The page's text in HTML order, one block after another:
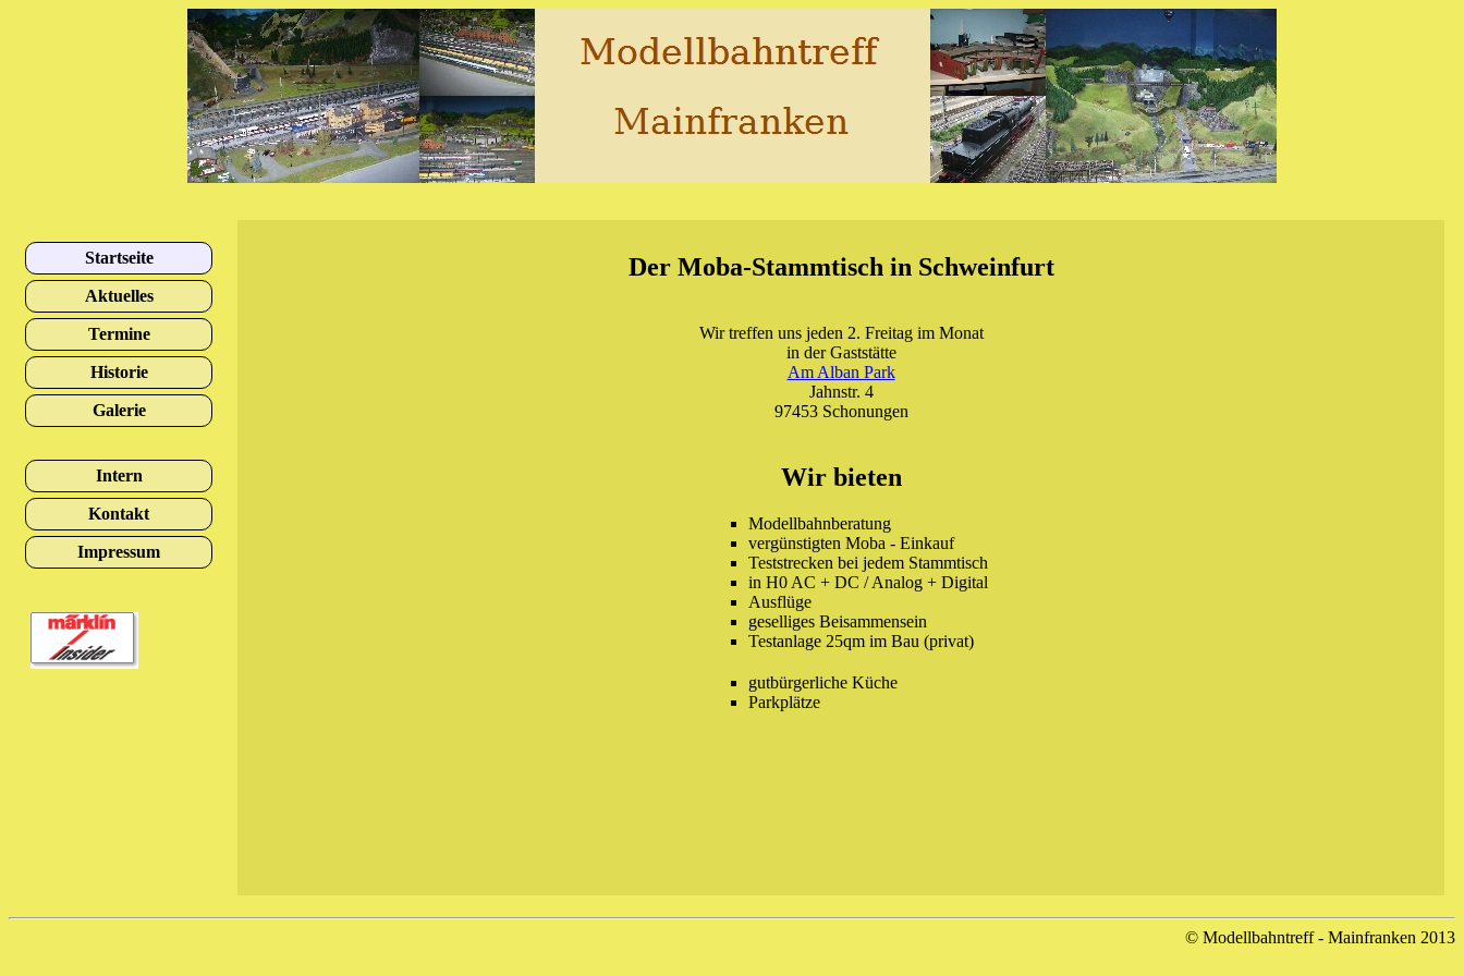
Startseite
Aktuelles
Termine
Historie
Galerie
Intern
Kontakt
Impressum
Der Moba-Stammtisch in Schweinfurt
Wir treffen uns jeden 2. Freitag im Monat
in der Gaststätte
Am Alban Park
Jahnstr. 4
97453 Schonungen
Wir bieten
Modellbahnberatung
vergünstigten Moba - Einkauf
Teststrecken bei jedem Stammtisch
in H0 AC + DC / Analog + Digital
Ausflüge
geselliges Beisammensein
Testanlage 25qm im Bau (privat)
gutbürgerliche Küche
Parkplätze
© Modellbahntreff - Mainfranken 2013